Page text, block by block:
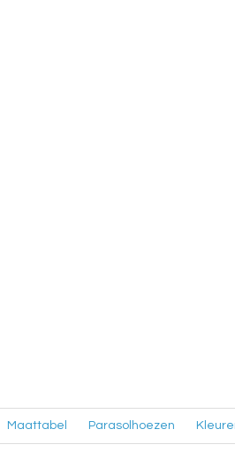
Maattabel Parasolhoezen